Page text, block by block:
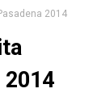
2014
2014